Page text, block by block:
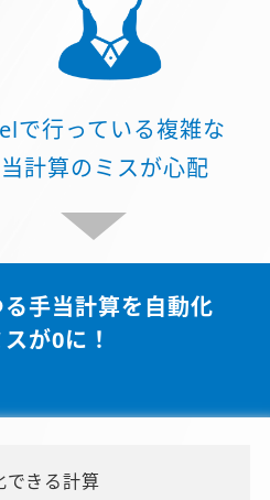
で行っている複雑な
計算のミスが心配
る手当計算を自動化
が0に！
できる計算